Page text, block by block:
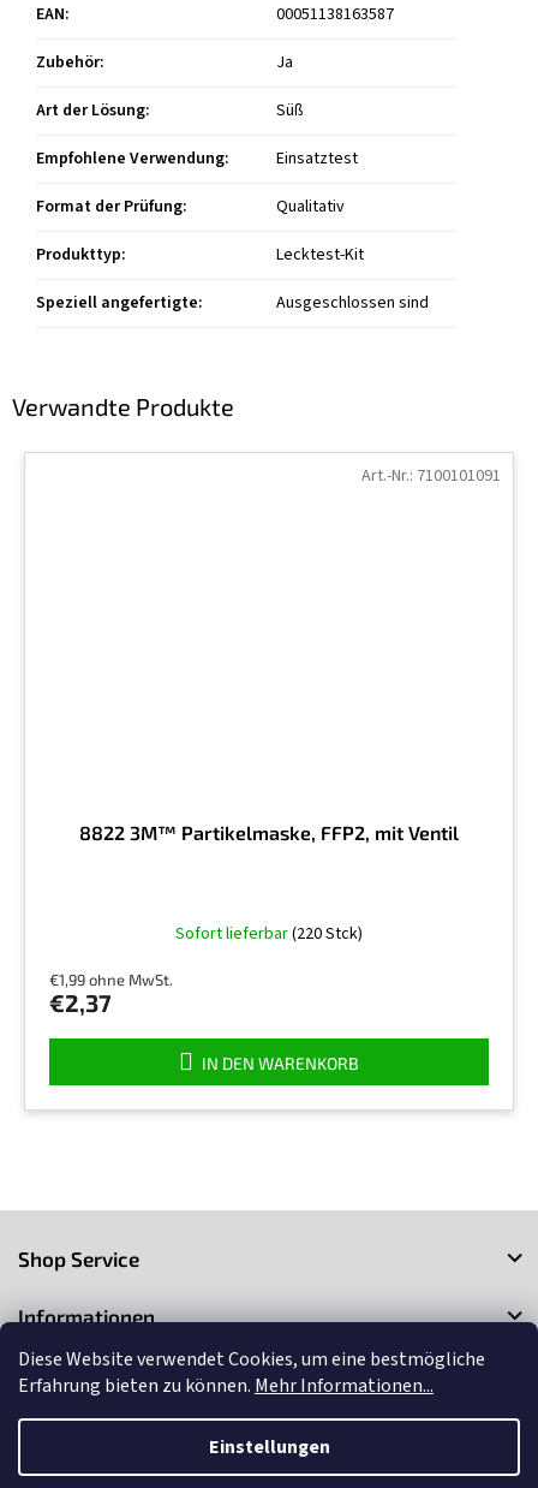
Diese Website verwendet Cookies, um eine bestmögliche
Erfahrung bieten zu können. Mehr Informationen...
Einstellungen
Verwandte Produkte
8822 3M™ Partikelmaske, FFP2, mit Ventil
durchschnittliche
von
5
Sternen.
Sofort lieferbar(220 Stck)
€1,99 ohne MwSt.
€2,37
IN DEN WARENKORB
Art.-Nr.: 7100101091
EAN:
00051138163587
Zubehör:
Ja
Art der Lösung:
Süß
Empfohlene Verwendung:
Einsatztest
Format der Prüfung:
Qualitativ
Produkttyp:
Lecktest-Kit
Speziell angefertigte: Ausgeschlossen sind
e
Shop Service
Informationen
Kontakt